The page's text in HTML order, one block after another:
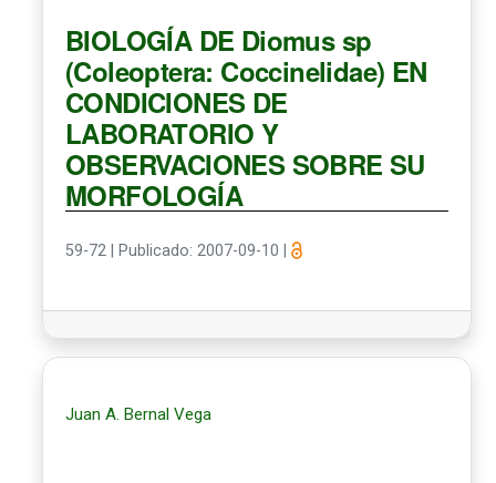
BIOLOGÍA DE Diomus sp
(Coleoptera: Coccinelidae) EN
CONDICIONES DE
LABORATORIO Y
OBSERVACIONES SOBRE SU
MORFOLOGÍA
59-72 Publicado: 2007-09-10
Juan A. Bernal Vega